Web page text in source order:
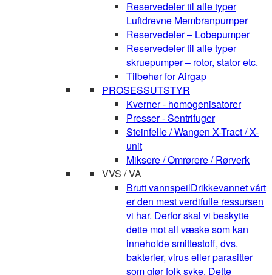
Reservedeler til alle typer
Luftdrevne Membranpumper
Reservedeler – Lobepumper
Reservedeler til alle typer
skruepumper – rotor, stator etc.
Tilbehør for Airgap
PROSESSUTSTYR
Kverner - homogenisatorer
Presser - Sentrifuger
Steinfelle / Wangen X-Tract / X-
unit
Miksere / Omrørere / Rørverk
VVS / VA
Brutt vannspeilDrikkevannet vårt
er den mest verdifulle ressursen
vi har. Derfor skal vi beskytte
dette mot all væske som kan
inneholde smittestoff, dvs.
bakterier, virus eller parasitter
som gjør folk syke. Dette